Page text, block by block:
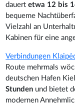
dauertetwa 12 bis
bequeme
Vielzahl an
Kabinen für eine
Verbindungen
Route mehrmals
deutschen Hafen
Stunden und bietet
modernen